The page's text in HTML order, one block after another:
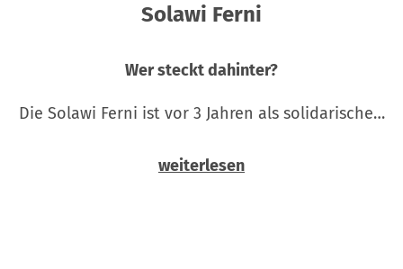
Solawi Ferni
Wer steckt dahinter?
Die Solawi Ferni ist vor 3 Jahren als solidarische…
weiterlesen